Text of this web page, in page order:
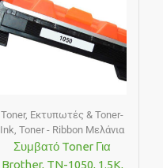
Toner, Εκτυπωτές & Toner-
Ink ,Toner - Ribbon Μελάνια
Συμβατό Toner Για
Brother, TN-1050, 1.5K,